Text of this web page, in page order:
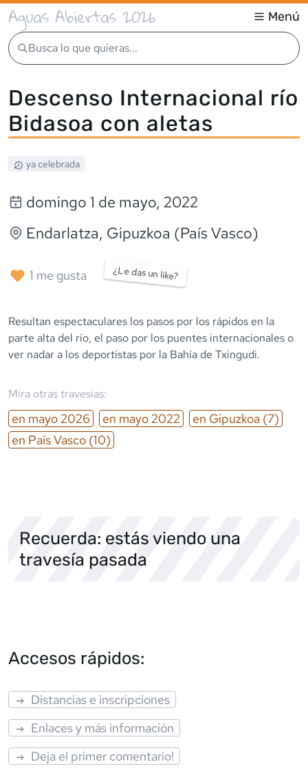
Aguas Abiertas 2026 Menú
Busca lo que quieras...
Descenso Internacional río
Bidasoa con aletas
ya celebrada
domingo 1 de mayo, 2022
Endarlatza, Gipuzkoa (País Vasco)
1 me gusta ¿Le das un like?
Resultan espectaculares los pasos por los rápidos en la
parte alta del río, el paso por los puentes internacionales o
ver nadar a los deportistas por la Bahía de Txingudi.
Mira otras travesías:
en mayo 2026 en mayo 2022 en Gipuzkoa (7)
en País Vasco (10)
Recuerda: estás viendo una
travesía pasada
Accesos rápidos:
Distancias e inscripciones
Enlaces y más información
Deja el primer comentario!